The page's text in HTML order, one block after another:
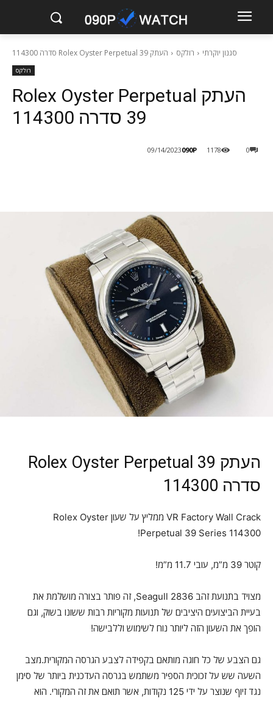
סגנון יוקרתי רולקס העתק Rolex Oyster Perpetual 39 סדרה 114300
רולקס
העתק Rolex Oyster Perpetual
39 סדרה 114300
090P
09/14/2023 0
1178
העתק Rolex Oyster Perpetual 39
סדרה 114300
VR Factory Wall Crack ממליץ על שעון Rolex Oyster
Perpetual 39 Series 114300!
קוטר 39 מ”מ, עובי 11.7 מ”מ!
מצויד בתנועת זהב Seagull 2836, זה פותר בצורה מושלמת את
בעיית הביצועים היציבים של תנועות מקוריות רבות ששונו בשוק, וגם
הופך את השעון הזה ליותר נוח לשימוש וללבישה!
גם הצבע של כל חוגה מותאם בקפידה לצבע הגרסה המקורית.מצב
השעה שש על זכוכית הספיר משתמש בגרסה העדכנית ביותר של סימן
נגד זיוף שנוצר על ידי 125 נקודות, אשר תואם את זה המקורי. הוא